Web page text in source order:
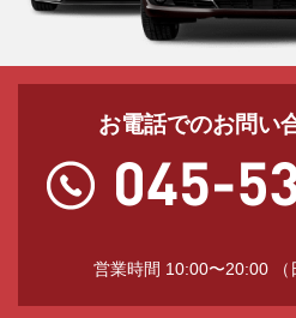
お電話でのお問い
営業時間 10:00〜20:00 （